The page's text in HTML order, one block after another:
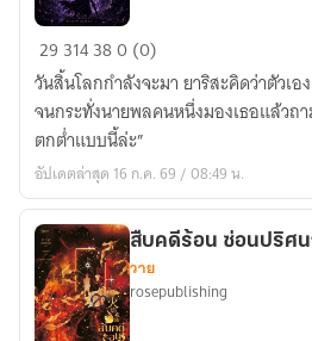
[อ่าน
ฟรี
มี
Ebook]
เกิด
ใหม่
ใน
วัน
สิ้น
โลก
ที่
29 314380 (0)
วันสิ้นโลกกำลังจะมา ยาริสะคิดว่าตัวเ
จนกระทั่งนายพลคนหนึ่งมองเธอแล้วถ
ตกต่ำแบบนี้ล่ะ”
อัปเดตล่าสุด 16 ก.ค. 69 / 08:49 น.
สืบคดีร้อน ซ่อนปริศ
วาย
rosepublishing